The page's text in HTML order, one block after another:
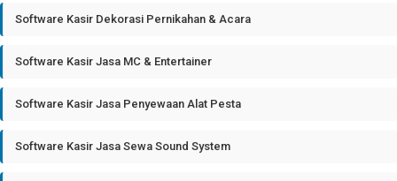
Software Kasir Dekorasi Pernikahan & Acara
Software Kasir Jasa MC & Entertainer
Software Kasir Jasa Penyewaan Alat Pesta
Software Kasir Jasa Sewa Sound System